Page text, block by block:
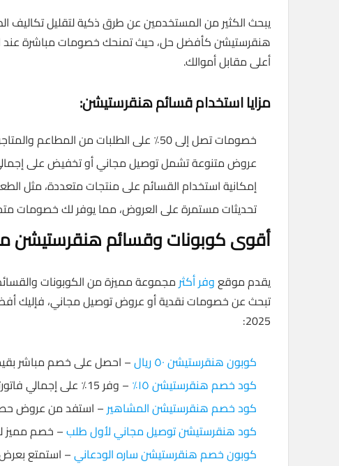
يبحث الكثير من المستخدمين عن طرق ذكية لتقليل تكاليف
هنقرستيشن كأفضل حل، حيث تمنحك خصومات مباشرة عند
أعلى مقابل أموالك.
مزايا استخدام قسائم هنقرستيشن:
خصومات تصل إلى 50٪ على الطلبات من المطاعم والمتاجر.
عروض متنوعة تشمل توصيل مجاني أو تخفيض على
إمكانية استخدام القسائم على منتجات متعددة، مثل
تحديثات مستمرة على العروض، مما يوفر لك خصومات
أقوى كوبونات وقسائم هنقرستيشن
يقدم موقعوفر أكثرمجموعة مميزة من الكوبونات
تبحث عن خصومات نقدية أو عروض توصيل مجاني، فإليك
2025:
كوبون هنقرستيشن ٥٠ ريال
– احصل على خصم مباشر بقيمة 50 ريال عند تجاوز حد معين من
كود خصم هنقرستيشن ١٥٪
– وفر 15٪ على إجمالي فاتورتك عند استخدام هذا الكود أثناء الدفع.
كود خصم هنقرستيشن المشاهير– استفد من عروض
كود هنقرستيشن توصيل مجاني لأول طلب– خصم مميز
كوبون خصم هنقرستيشن ساره الودعاني– استمتع